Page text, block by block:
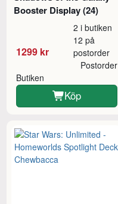
Booster Display (24)
1299 kr
2 i butiken
12 på
postorder
Butiken
Postorder
Köp